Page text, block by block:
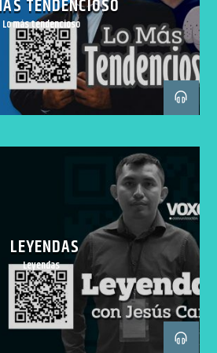
TENDENCIOSO
Lo más tendencioso
LEYENDAS
Leyendas